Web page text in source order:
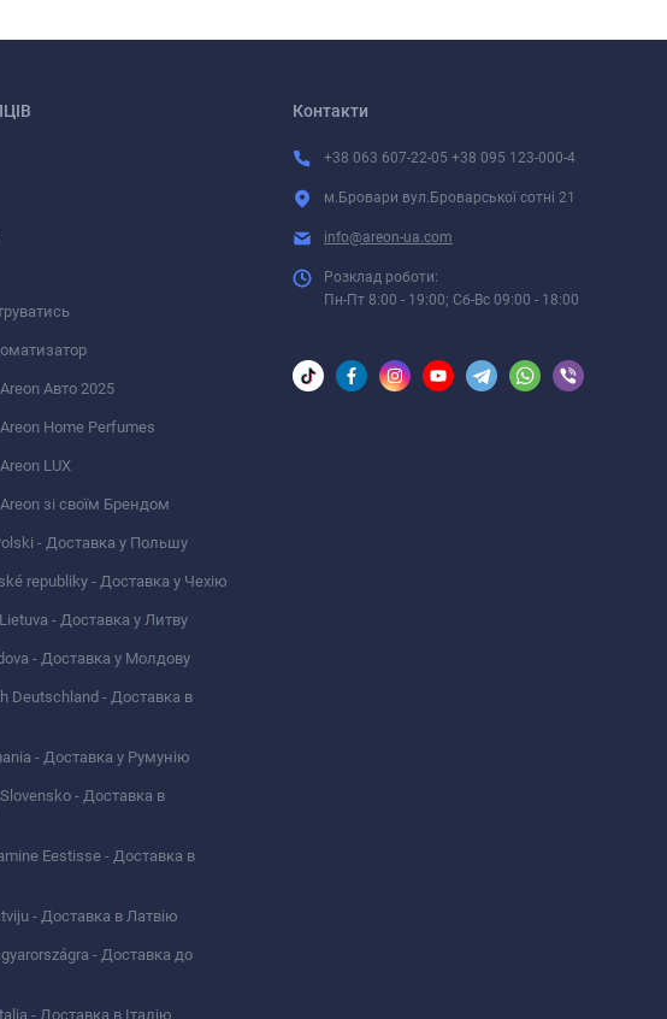
Авто 2025
Home Perfumes
LUX
зі своїм Брендом​
- Доставка у Польшу
republiky - Доставка у Чехію
- Доставка у Литву
- Доставка у Молдову
Deutschland - Доставка в
- Доставка у Румунію
- Доставка в
Eestisse - Доставка в
- Доставка в Латвію
- Доставка до
- Доставка в Італію
Контакти
+38 063 607-22-05 +38 095 123-000-4
м.Бровари вул.Броварської сотні 21
info@areon-ua.com
Розклад роботи:
Пн-Пт 8:00 - 19:00; Сб-Вс 09:00 - 18:00